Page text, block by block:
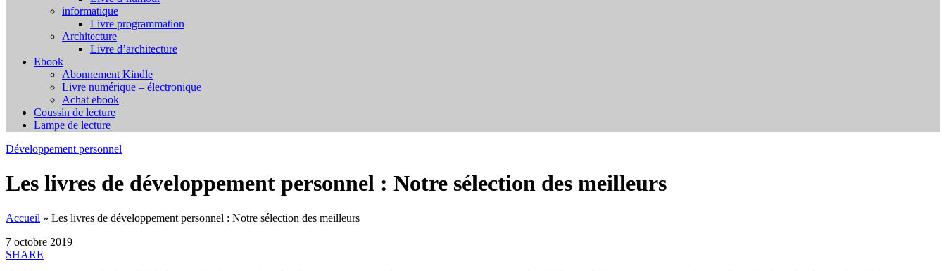
informatique
Livre programmation
Architecture
Livre d’architecture
Ebook
Abonnement Kindle
Livre numérique – électronique
Achat ebook
Coussin de lecture
Lampe de lecture
Développement personnel
Les livres de développement personnel : Notre sélection des meilleurs
Accueil » Les livres de développement personnel : Notre sélection des meilleurs
7 octobre 2019
SHARE